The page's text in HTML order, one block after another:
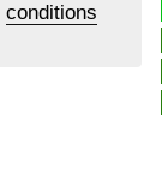
conditions